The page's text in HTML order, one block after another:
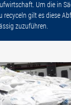
Um die in
recyceln gilt es diese
zuzuführen.